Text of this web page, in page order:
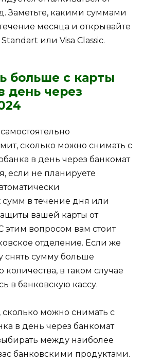
Заметьте, какими суммами
месяца и открывайте
или Visa Classic.
больше с карты
день через
сколько можно снимать с
в день через банкомат
если не планируете
в течение дня или
вашей карты от
этим вопросом вам стоит
отделение. Если же
снять сумму больше
в таком случае
в банковскую кассу.
сколько можно снимать с
в день через банкомат
между наиболее
банковскими продуктами.